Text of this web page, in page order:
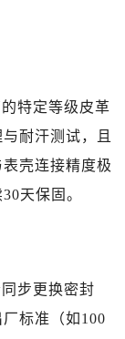
安徽省合肥市蜀山区潜山路111号万象城华润大厦B座12楼03室劳力士售后服务中心（需提前预约）
福建省泉州市丰泽区宝洲路729号浦西万达中心写字楼A座7楼709室劳力士售后服务中心（需提前预约）
山东省青岛市南区山东路6号华润大厦B座22层04室劳力士售后服务中心（需提前预约）
河北省石家庄市长安区中山东路39号勒泰中心写字楼B座13层07室劳力士售后服务中心（需提前预约）
陕西省西安市碑林区南关正街88号华侨城长安国际中心E座6楼10室劳力士售后服务中心（需提前预约）
特定等级皮革
耐汗测试，且
壳连接精度极
天保固。
步更换密封
标准（如100